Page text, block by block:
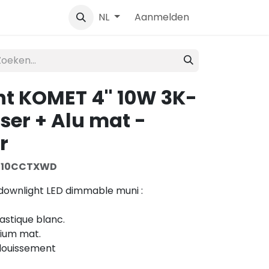
NL Aanmelden
KOMET 4'' 10W 3K-
+ Alu mat -
LED dimmable muni :
blanc.
mat.